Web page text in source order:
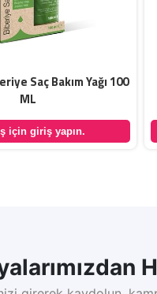
Saç Bakım Yağı 100
ML
için giriş yapın.